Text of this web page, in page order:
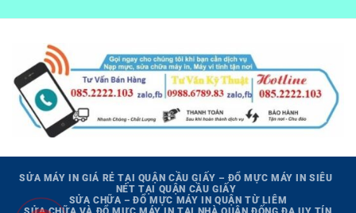
SỬA MÁY IN GIÁ RẺ TẠI QUẬN CẦU GIẤY – ĐỔ MỰC MÁY IN SIÊU
NÉT TẠI QUẬN CẦU GIẤY
SỬA CHỮA – ĐỔ MỰC MÁY IN QUẬN TỪ LIÊM